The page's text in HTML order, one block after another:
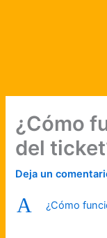
¿Cómo
del
Deja un
A ¿Cómo